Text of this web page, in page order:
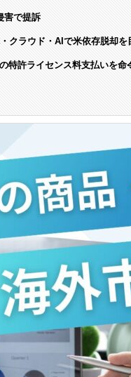
害で提訴
クラウド・AIで米依存脱却を
特許ライセンス料支払いを命